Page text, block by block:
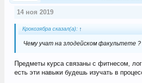
14 ноя 2019
Крокозябра сказал(а): ↑
Чему учат на злодейском факультете ?
Предметы курса связаны с фитнесом,
есть эти навыки будешь изучать в